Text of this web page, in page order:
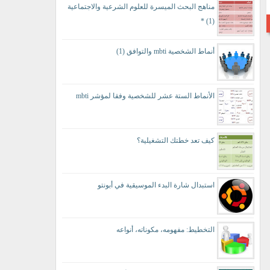
مناهج البحث الميسرة للعلوم الشرعية والاجتماعية
(1) *
أنماط الشخصية mbti والتوافق (1)
الأنماط الستة عشر للشخصية وفقا لمؤشر mbti
كيف تعد خطتك التشغيلية؟
استبدال شارة البدء الموسيقية في أبونتو
التخطيط: مفهومه، مكوناته، أنواعه